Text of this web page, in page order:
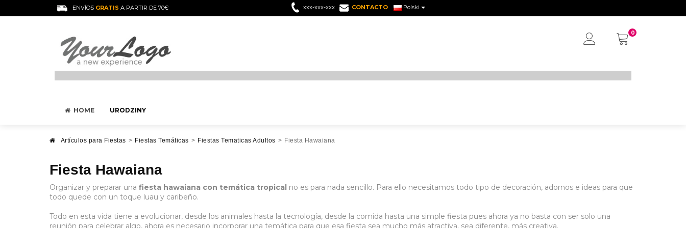
ENVÍOS GRATIS A PARTIR DE 70€ xxx-xxx-xxx CONTACTO Polski
0
HOME URODZINY
Artículos para Fiestas > Fiestas Temáticas > Fiestas Tematicas Adultos > Fiesta Hawaiana
Fiesta Hawaiana
Organizar y preparar una fiesta hawaiana con temática tropical no es para nada sencillo. Para ello necesitamos todo tipo de decoración, adornos e ideas para que
todo quede con un toque luau y caribeño.
Todo en esta vida tiene a evolucionar, desde los animales hasta la tecnología, desde la comida hasta una simple fiesta pues ahora ya no basta con ser solo una
reunión para celebrar algo, ahora es necesario incorporar una temática para que esa fiesta sea mucho más atractiva, sea diferente, más creativa.